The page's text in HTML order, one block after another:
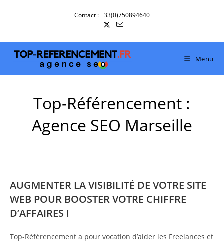
Contact : +33(0)750894640
Menu
Top-Référencement :
Agence SEO Marseille
AUGMENTER LA VISIBILITÉ DE VOTRE SITE
WEB POUR BOOSTER VOTRE CHIFFRE
D’AFFAIRES !
Top-Référencement a pour vocation d’aider les Freelances et